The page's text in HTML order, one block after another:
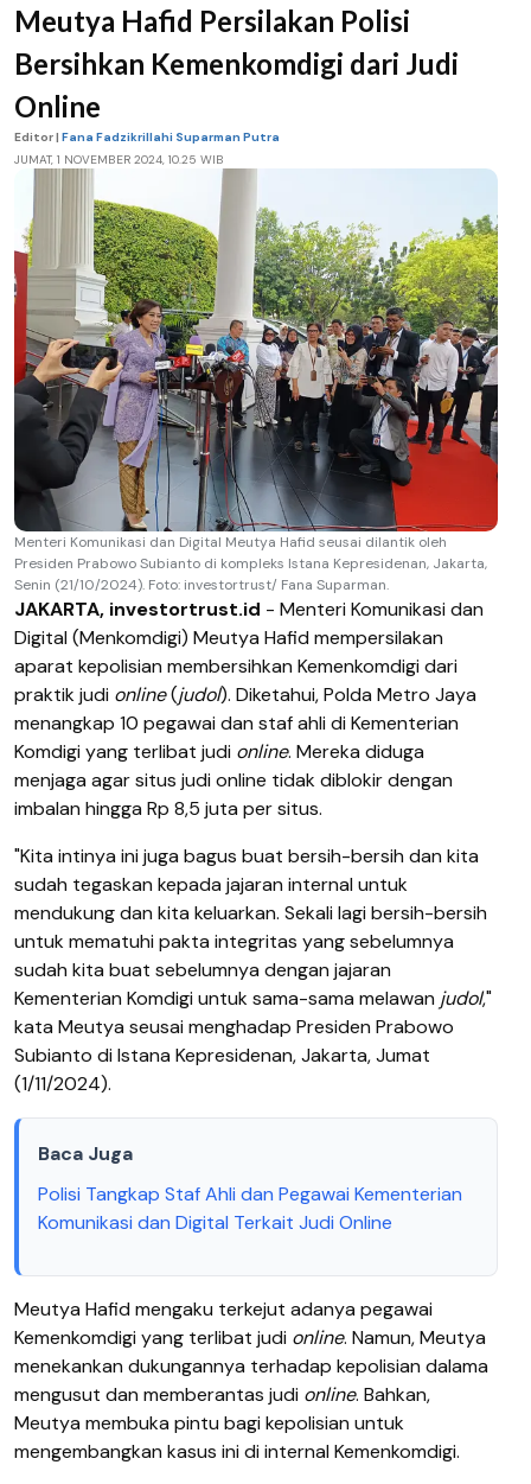
Meutya Hafid Persilakan Polisi
Bersihkan Kemenkomdigi dari Judi
Online
Editor | Fana Fadzikrillahi Suparman Putra
JUMAT, 1 NOVEMBER 2024, 10.25 WIB
Menteri Komunikasi dan Digital Meutya Hafid seusai dilantik oleh
Presiden Prabowo Subianto di kompleks Istana Kepresidenan, Jakarta,
Senin (21/10/2024). Foto: investortrust/ Fana Suparman.
JAKARTA, investortrust.id - Menteri Komunikasi dan
Digital (Menkomdigi) Meutya Hafid mempersilakan
aparat kepolisian membersihkan Kemenkomdigi dari
praktik judi online(judol). Diketahui, Polda Metro Jaya
menangkap 10 pegawai dan staf ahli di Kementerian
Komdigi yang terlibat judi online. Mereka diduga
menjaga agar situs judi online tidak diblokir dengan
imbalan hingga Rp 8,5 juta per situs.
"Kita intinya ini juga bagus buat bersih-bersih dan kita
sudah tegaskan kepada jajaran internal untuk
mendukung dan kita keluarkan. Sekali lagi bersih-bersih
untuk mematuhi pakta integritas yang sebelumnya
sudah kita buat sebelumnya dengan jajaran
Kementerian Komdigi untuk sama-sama melawan judol,"
kata Meutya seusai menghadap Presiden Prabowo
Subianto di Istana Kepresidenan, Jakarta, Jumat
(1/11/2024).
Baca Juga
Polisi Tangkap Staf Ahli dan Pegawai Kementerian
Komunikasi dan Digital Terkait Judi Online
Meutya Hafid mengaku terkejut adanya pegawai
Kemenkomdigi yang terlibat judi online. Namun, Meutya
menekankan dukungannya terhadap kepolisian dalama
mengusut dan memberantas judi online. Bahkan,
Meutya membuka pintu bagi kepolisian untuk
mengembangkan kasus ini di internal Kemenkomdigi.